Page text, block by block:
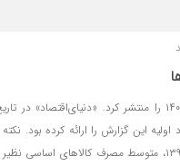
وزارت رفاه، روایت رسمی از خط فقر۱۴۰۰ را منتشر کرد.
این گزارش را ارائه کرده بود.
است که در سال۱۴۰۰ نسبت به سال۱۳۹۹، متوسط مصرف